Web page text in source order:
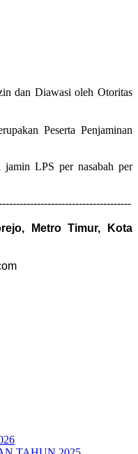
dan Diawasi oleh Otoritas
Peserta Penjaminan
LPS per nasabah per
Metro Timur, Kota